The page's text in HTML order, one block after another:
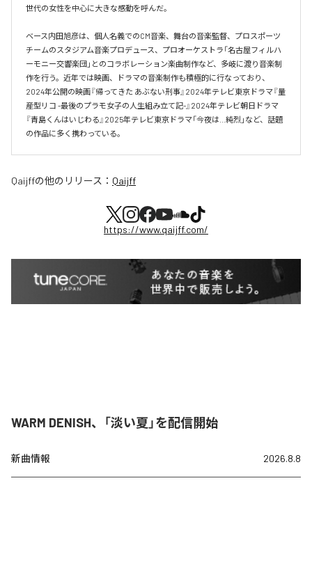
世代の女性を中心に大きな感動を呼んだ。
ベース内田旭彦は、個人名義でのCM音楽、舞台の音楽監督、プロスポーツ
チームのスタジアム音楽プロデュース、プロオーケストラ「名古屋フィルハ
ーモニー交響楽団」とのコラボレーション楽曲制作など、多岐に渡り音楽制
作を行う。近年では映画、ドラマの音楽制作も積極的に行なっており、
2024年公開の映画『帰ってきた あぶない刑事』2024年テレビ東京ドラマ『量
産型リコ -最後のプラモ女子の人生組み立て記-』2024年テレビ朝日ドラマ
『青島くんはいじわる』2025年テレビ東京ドラマ「今夜は…純烈」など、話題
の作品に多く携わっている。
Qaijffの他のリリース： Qaijff
https://www.qaijff.com/
WARM DENISH、「淡い夏」を配信開始
新曲情報 2026.8.8